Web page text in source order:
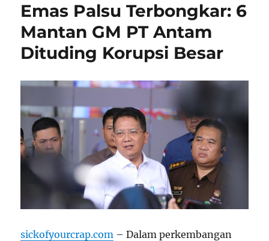
Emas Palsu Terbongkar: 6
Mantan GM PT Antam
Dituding Korupsi Besar
sickofyourcrap.com – Dalam perkembangan